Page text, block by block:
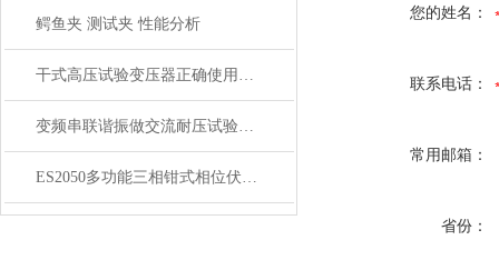
鳄鱼夹 测试夹 性能分析
干式高压试验变压器正确使用操作方法
变频串联谐振做交流耐压试验的注意事项
ES2050多功能三相钳式相位伏安表详细内容
您的姓名：
联系电话：
常用邮箱：
省份：